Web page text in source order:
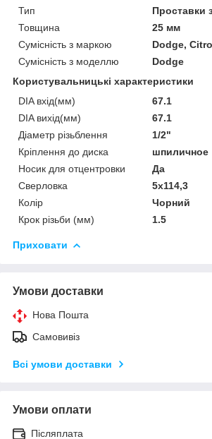
Тип
Проставки
Товщина
25 мм
Сумісність з маркою
Dodge,
Сумісність з моделлю
Dodge
Користувальницькі характеристики
DIA вхід(мм)
67.1
DIA вихід(мм)
67.1
Діаметр різьблення
1/2"
Кріплення до диска
шпиличное
Носик для отцентровки
Да
Сверловка
5х114,3
Колір
Чорний
Крок різьби (мм)
1.5
Приховати
Умови доставки
Нова Пошта
Самовивіз
Всі умови доставки
Умови оплати
Післяплата